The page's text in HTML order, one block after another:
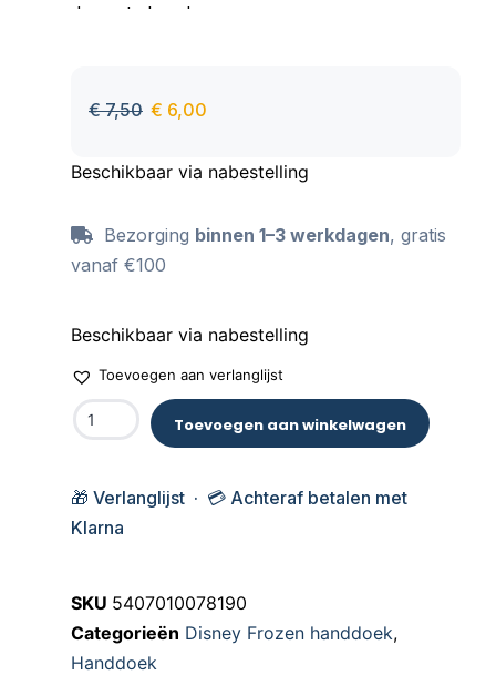
droog te houden.
wasbeurten.
€7,50 € 6,00
Beschikbaar via nabestelling
Bezorging binnen 1–3 werkdagen, gratis
vanaf €100
Beschikbaar via nabestelling
Toevoegen aan verlanglijst
Toevoegen aan winkelwagen
🎁 Verlanglijst · 💳 Achteraf betalen met
Klarna
SKU 5407010078190
Categorieën Disney Frozen handdoek,
Handdoek